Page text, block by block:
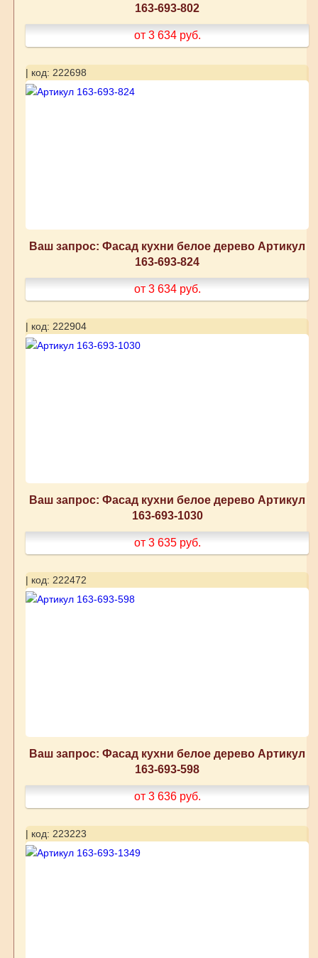
163-693-802
от 3 634 руб.
| код: 222698
Ваш запрос: Фасад кухни белое дерево Артикул
163-693-824
от 3 634 руб.
| код: 222904
Ваш запрос: Фасад кухни белое дерево Артикул
163-693-1030
от 3 635 руб.
| код: 222472
Ваш запрос: Фасад кухни белое дерево Артикул
163-693-598
от 3 636 руб.
| код: 223223